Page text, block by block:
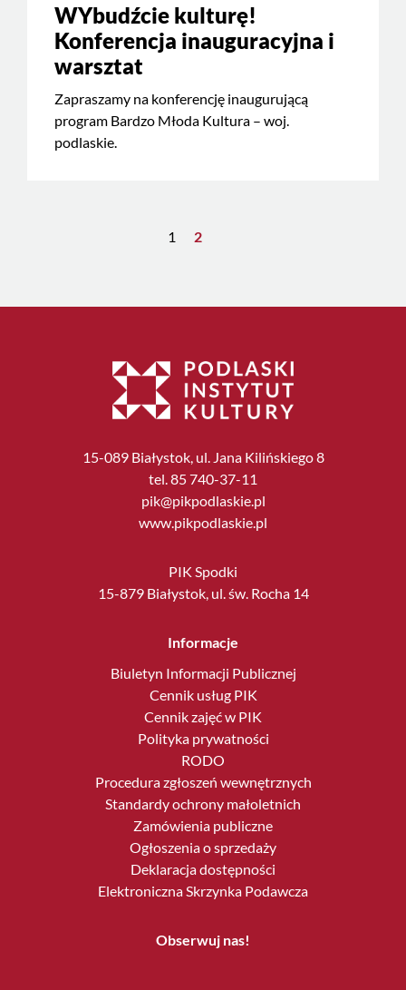
WYbudźcie kulturę!
Konferencja inauguracyjna i
warsztat
Zapraszamy na konferencję inaugurującą
program Bardzo Młoda Kultura – woj.
podlaskie.
1 2
15-089 Białystok, ul. Jana Kilińskiego 8
tel. 85 740-37-11
pik@pikpodlaskie.pl
www.pikpodlaskie.pl
PIK Spodki
15-879 Białystok, ul. św. Rocha 14
Informacje
Biuletyn Informacji Publicznej
Cennik usług PIK
Cennik zajęć w PIK
Polityka prywatności
RODO
Procedura zgłoszeń wewnętrznych
Standardy ochrony małoletnich
Zamówienia publiczne
Ogłoszenia o sprzedaży
Deklaracja dostępności
Elektroniczna Skrzynka Podawcza
Obserwuj nas!